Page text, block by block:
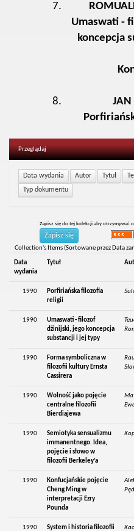
Umaswati -
koncepcja
JAN
Przeglądaj
Zapisz się do tej kolekcji aby otrzymywać
Collection's Items (Sortowane przez Data
Data
wydania
Tytuł
1990
Porfiriańska filozofia
religii
1990
Umaswati - filozof
dżinijski, jego koncepcja
substancji i jej typy
1990
Forma symboliczna w
filozofii kultury Ernsta
Cassirera
1990
Wolność jako pojęcie
centralne filozofii
Bierdiajewa
1990
Semiotyka sensualizmu
immanentnego. Idea,
pojęcie i słowo w
filozofii Berkeley’a
1990
Konfucjańskie pojęcie
Cheng Ming w
interpretacji Ezry
Pounda
1990
System i historia filozofii